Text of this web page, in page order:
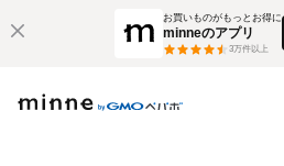
お買いものがもっとお得に
minneのアプリ
3万件以上